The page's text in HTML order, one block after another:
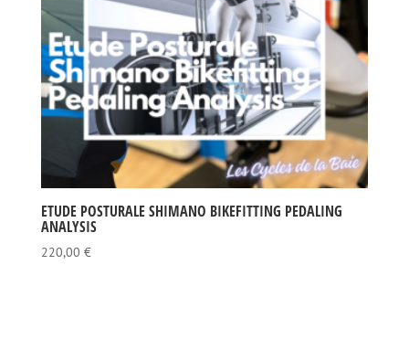
ETUDE POSTURALE SHIMANO BIKEFITTING PEDALING
ANALYSIS
220,00 €